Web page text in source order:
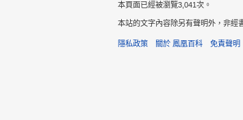
本頁面已經被瀏覽3,041次。
本站的文字內容除另有聲明外，非經
隱私政策 關於 鳳凰百科 免責聲明